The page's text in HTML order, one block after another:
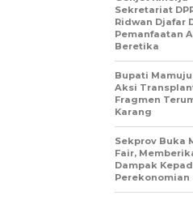
Sekretariat
Ridwan Djafar
Pemanfaatan
Beretika
Bupati
Aksi
Fragmen
Karang
Sekprov Buka
Fair,
Dampak
Perekonomian